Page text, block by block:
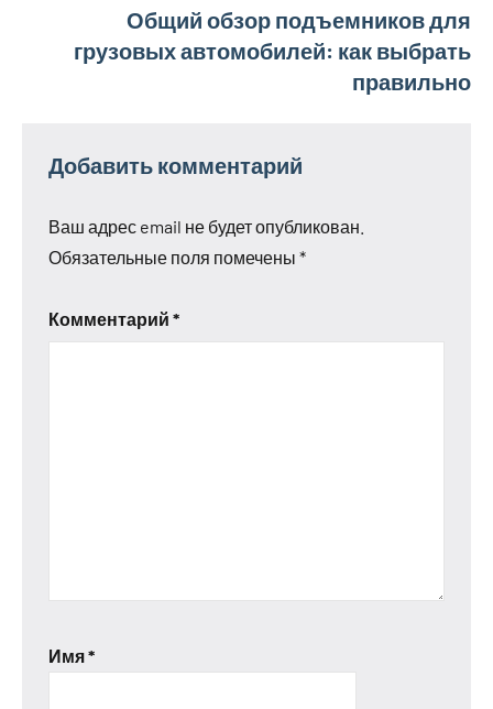
Общий обзор подъемников для
грузовых автомобилей: как выбрать
правильно
Добавить комментарий
Ваш адрес email не будет опубликован.
Обязательные поля помечены *
Комментарий *
Имя*